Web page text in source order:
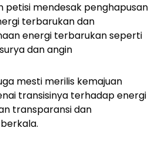
petisi mendesak penghapusan
terbarukan dan
energi terbarukan seperti
dan angin
mesti merilis kemajuan
transisinya terhadap energi
transparansi dan